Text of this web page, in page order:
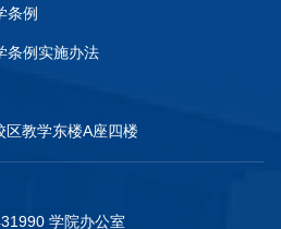
条例
条例实施办法
区教学东楼A座四楼
学院办公室